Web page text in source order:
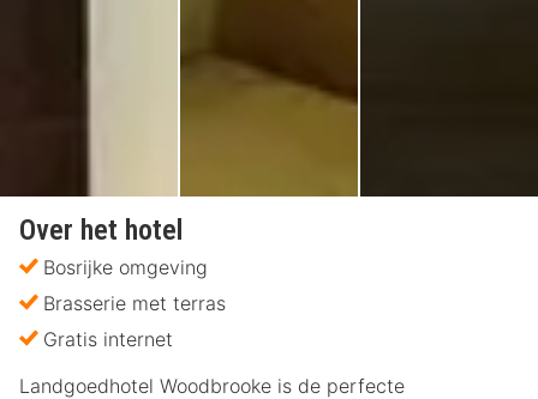
Over het hotel
Bosrijke omgeving
Brasserie met terras
Gratis internet
Landgoedhotel Woodbrooke is de perfecte